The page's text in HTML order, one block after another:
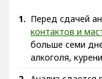
Перед сдачей
контактов и
больше семи
алкоголя,